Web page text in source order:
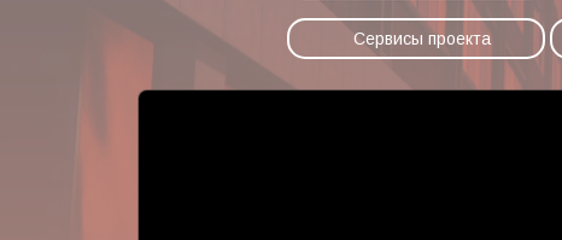
Сервисы проекта